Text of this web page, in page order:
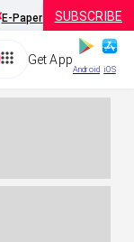
E-Paper SUBSCRIBE
Get App
Android iOS